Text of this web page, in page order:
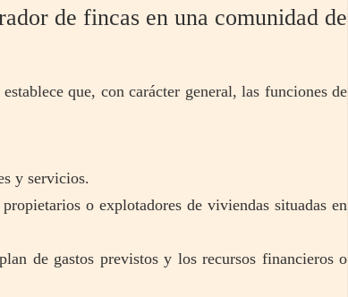
de fincas en una comunidad de
establece que, con carácter general, las funciones de
y servicios.
o explotadores de viviendas situadas en
de gastos previstos y los recursos financieros o